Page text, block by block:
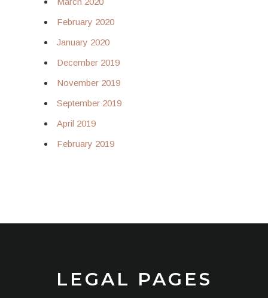
February 2020
January 2020
December 2019
November 2019
September 2019
April 2019
February 2019
LEGAL PAGES